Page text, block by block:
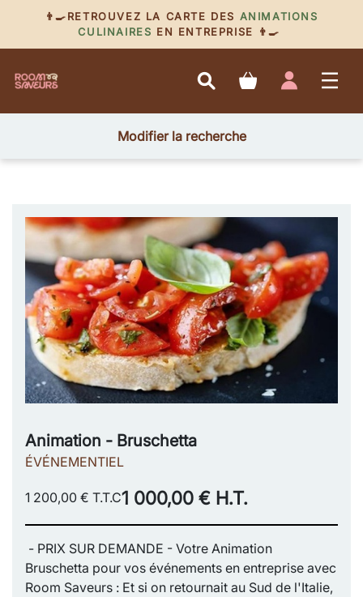
👨‍🍳RETROUVEZ LA CARTE DES ANIMATIONS
CULINAIRES EN ENTREPRISE 👨‍🍳
Modifier la recherche
Animation - Bruschetta
ÉVÉNEMENTIEL
1 200,00 € T.T.C1 000,00 € H.T.
- PRIX SUR DEMANDE - Votre Animation
Bruschetta pour vos événements en entreprise avec
Room Saveurs : Et si on retournait au Sud de l'Italie,